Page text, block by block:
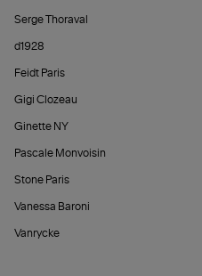
Serge Thoraval
d1928
Feidt Paris
Gigi Clozeau
Ginette NY
Pascale Monvoisin
Stone Paris
Vanessa Baroni
Vanrycke